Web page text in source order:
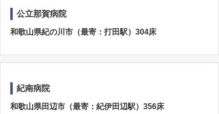
公立那賀病院
和歌山県紀の川市（最寄：打田駅）304床
紀南病院
和歌山県田辺市（最寄：紀伊田辺駅）356床